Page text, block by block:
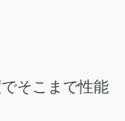
そこまで性能